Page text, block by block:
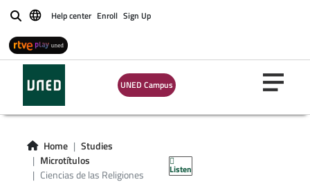
BuscarHelp center Enroll Sign Up
UNED Campus
Home
Studies
Microtítulos
Ciencias de las Religiones
Listen
Microgrado en
Ciencias de las
Religiones